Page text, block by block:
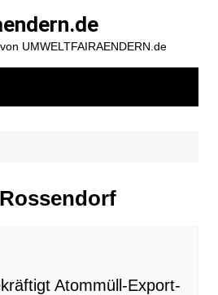
UMWELTFAIRAENDERN.de
Rossendorf
Atommüll-Export-